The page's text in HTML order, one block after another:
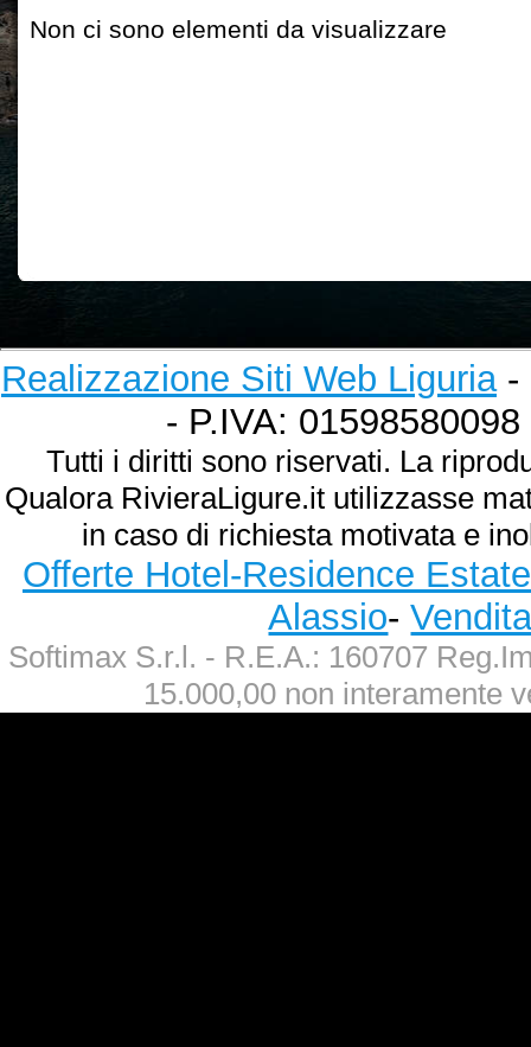
Non ci sono elementi da visualizzare
Realizzazione Siti Web Liguria-
- P.IVA:
Tutti i diritti sono riservati. La
Qualora RivieraLigure.it utilizzasse
in caso di richiesta motivata e
Offerte Hotel-Residence
Alassio-
Softimax S.r.l. - R.E.A.: 160707
15.000,00 non interamente